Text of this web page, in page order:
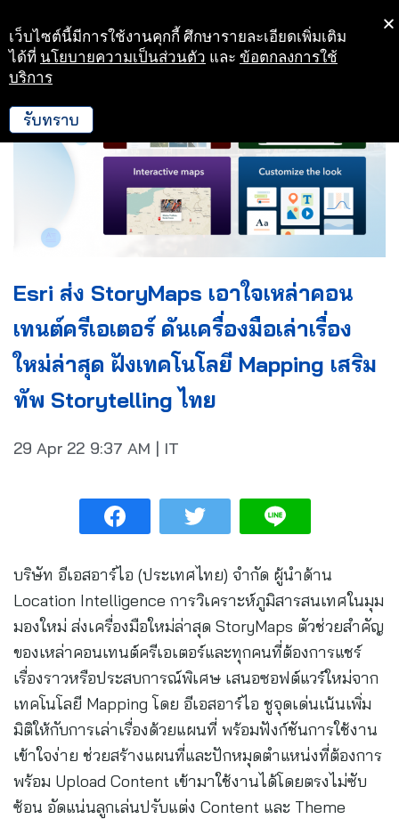
Skip
to
Esri ส่ง StoryMaps เอาใจเหล่าคอน
เทนต์ครีเอเตอร์ ดันเครื่องมือเล่าเรื่อง
ใหม่ล่าสุด ฝังเทคโนโลยี Mapping เสริม
ทัพ Storytelling ไทย
29 Apr 22 9:37 AM | IT
บริษัท อีเอสอาร์ไอ (ประเทศไทย) จำกัด ผู้นำด้าน
Location Intelligence การวิเคราะห์ภูมิสารสนเทศในมุม
มองใหม่ ส่งเครื่องมือใหม่ล่าสุด StoryMaps ตัวช่วยสำคัญ
ของเหล่าคอนเทนต์ครีเอเตอร์และทุกคนที่ต้องการแชร์
เรื่องราวหรือประสบการณ์พิเศษ เสนอซอฟต์แวร์ใหม่จาก
เทคโนโลยี Mapping โดย อีเอสอาร์ไอ ชูจุดเด่นเน้นเพิ่ม
มิติให้กับการเล่าเรื่องด้วยแผนที่ พร้อมฟังก์ชันการใช้งาน
เข้าใจง่าย ช่วยสร้างแผนที่และปักหมุดตำแหน่งที่ต้องการ
พร้อม Upload Content เข้ามาใช้งานได้โดยตรงไม่ซับ
ซ้อน อัดแน่นลูกเล่นปรับแต่ง Content และ Theme
เว็บไซต์นี้มีการใช้งานคุกกี้ ศึกษารายละเอียดเพิ่มเติม
ได้ที่ นโยบายความเป็นส่วนตัว และ ข้อตกลงการใช้
บริการ
รับทราบ